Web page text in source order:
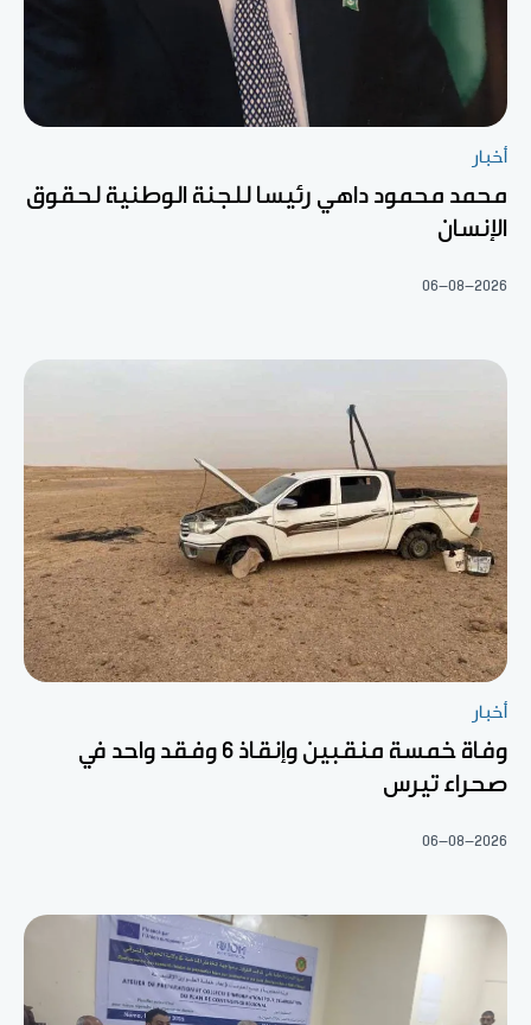
أخبار
محمد محمود داهي رئيسا للجنة الوطنية لحقوق
الإنسان
06-08-2026
أخبار
وفاة خمسة منقبين وإنقاذ 6 وفقد واحد في
صحراء تيرس
06-08-2026